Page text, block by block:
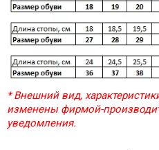
* Внешний вид,
изменены фирмой-
уведомления.